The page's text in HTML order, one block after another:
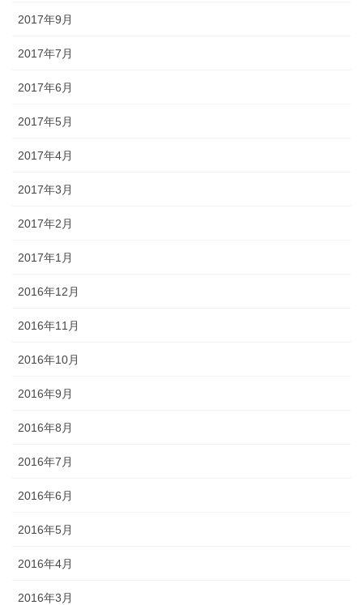
2017年9月
2017年7月
2017年6月
2017年5月
2017年4月
2017年3月
2017年2月
2017年1月
2016年12月
2016年11月
2016年10月
2016年9月
2016年8月
2016年7月
2016年6月
2016年5月
2016年4月
2016年3月